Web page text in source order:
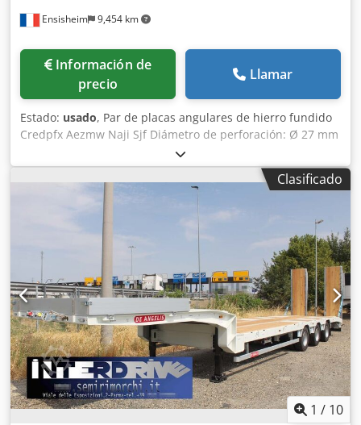
Ensisheim 9,454 km
Información de
precio
Llamar
Estado: usado, Par de placas angulares de hierro fundido
Credpfx Aezmw Naji Sjf Diámetro de perforación: Ø 27 mm
Ancho: 575 mm Profundidad: 2000 mm Altura total: 4000
mm Peso unitario: aprox. 6 toneladas
Clasificado
1 / 10